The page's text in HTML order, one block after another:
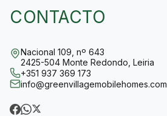
CONTACTO
Nacional 109, nº 643
2425-504 Monte Redondo, Leiria
+351 937 369 173
info@greenvillagemobilehomes.com